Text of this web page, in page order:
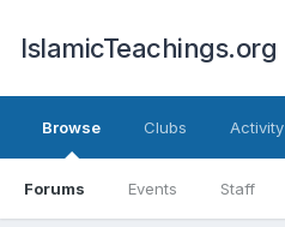
IslamicTeachings.org
Browse
Forums Events Staff
Clubs Activity